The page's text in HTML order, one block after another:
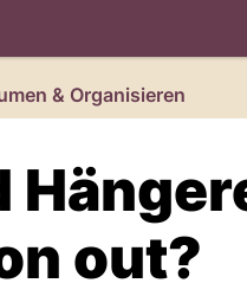
& Organisieren
out?